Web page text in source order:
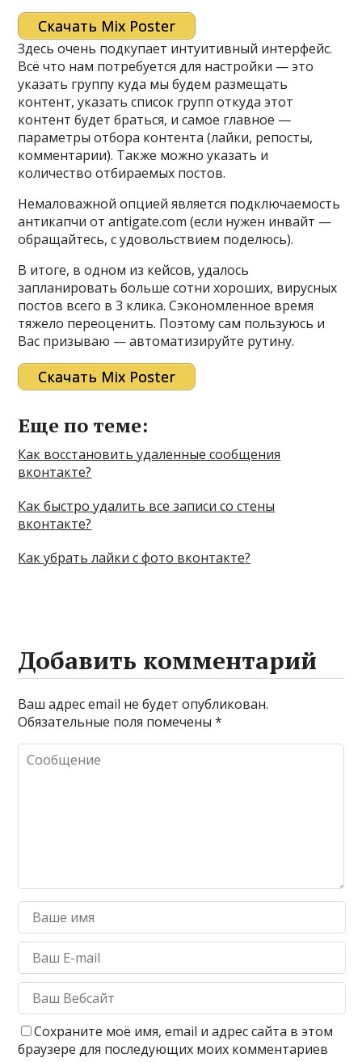
Скачать Mix Poster
Здесь очень подкупает интуитивный интерфейс.
Всё что нам потребуется для настройки — это
указать группу куда мы будем размещать
контент, указать список групп откуда этот
контент будет браться, и самое главное —
параметры отбора контента (лайки, репосты,
комментарии). Также можно указать и
количество отбираемых постов.
Немаловажной опцией является подключаемость
антикапчи от antigate.com (если нужен инвайт —
обращайтесь, с удовольствием поделюсь).
В итоге, в одном из кейсов, удалось
запланировать больше сотни хороших, вирусных
постов всего в 3 клика. Сэкономленное время
тяжело переоценить. Поэтому сам пользуюсь и
Вас призываю — автоматизируйте рутину.
Скачать Mix Poster
Еще по теме:
Как восстановить удаленные сообщения
вконтакте?
Как быстро удалить все записи со стены
вконтакте?
Как убрать лайки с фото вконтакте?
Добавить комментарий
Ваш адрес email не будет опубликован.
Обязательные поля помечены*
Сохраните моё имя, email и адрес сайта в этом
браузере для последующих моих комментариев